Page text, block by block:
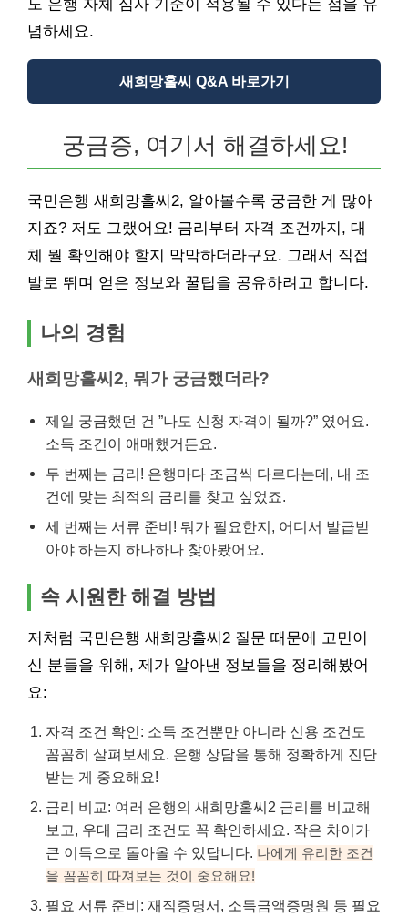
도 은행 자체 심사 기준이 적용될 수 있다는 점을 유
념하세요.
새희망홀씨 Q&A 바로가기
궁금증, 여기서 해결하세요!
국민은행 새희망홀씨2, 알아볼수록 궁금한 게 많아
지죠? 저도 그랬어요! 금리부터 자격 조건까지, 대
체 뭘 확인해야 할지 막막하더라구요. 그래서 직접
발로 뛰며 얻은 정보와 꿀팁을 공유하려고 합니다.
나의 경험
새희망홀씨2, 뭐가 궁금했더라?
제일 궁금했던 건 ”나도 신청 자격이 될까?” 였어요.
소득 조건이 애매했거든요.
두 번째는 금리! 은행마다 조금씩 다르다는데, 내 조
건에 맞는 최적의 금리를 찾고 싶었죠.
세 번째는 서류 준비! 뭐가 필요한지, 어디서 발급받
아야 하는지 하나하나 찾아봤어요.
속 시원한 해결 방법
저처럼 국민은행 새희망홀씨2 질문 때문에 고민이
신 분들을 위해, 제가 알아낸 정보들을 정리해봤어
요:
자격 조건 확인: 소득 조건뿐만 아니라 신용 조건도
꼼꼼히 살펴보세요. 은행 상담을 통해 정확하게 진단
받는 게 중요해요!
금리 비교: 여러 은행의 새희망홀씨2 금리를 비교해
보고, 우대 금리 조건도 꼭 확인하세요. 작은 차이가
큰 이득으로 돌아올 수 있답니다. 나에게 유리한 조건
을 꼼꼼히 따져보는 것이 중요해요!
필요 서류 준비: 재직증명서, 소득금액증명원 등 필요